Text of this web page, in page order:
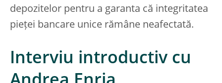
depozitelor pentru a garanta că integritatea
pieței bancare unice rămâne neafectată.
Interviu introductiv cu